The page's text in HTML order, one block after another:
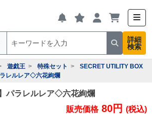
詳細
検索
遊戯王 特殊セット
SECRET UTILITY BOX
レルレア◇六花絢爛
パラレルレア◇六花絢爛
販売価格 80円 (税込)